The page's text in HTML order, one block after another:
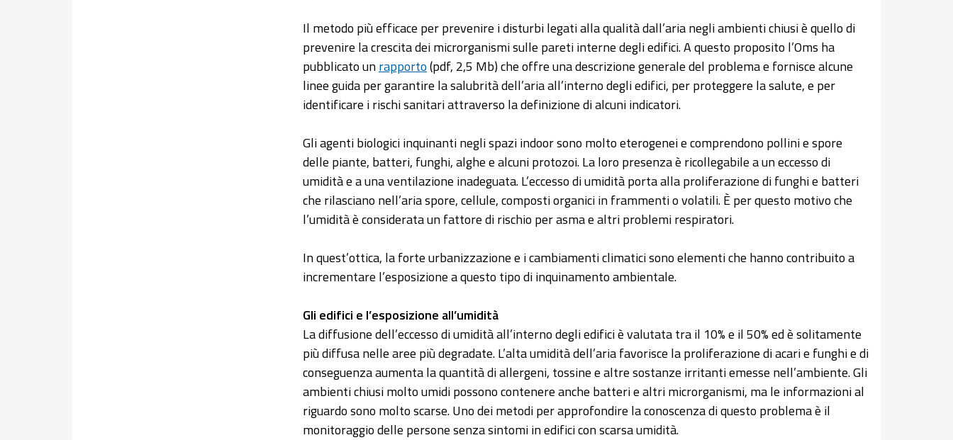
Il metodo più efficace per prevenire i disturbi legati alla qualità dall’aria negli ambienti chiusi è quello di
prevenire la crescita dei microrganismi sulle pareti interne degli edifici. A questo proposito l’Oms ha
pubblicato unrapporto(pdf, 2,5 Mb) che offre una descrizione generale del problema e fornisce alcune
linee guida per garantire la salubrità dell’aria all’interno degli edifici, per proteggere la salute, e per
identificare i rischi sanitari attraverso la definizione di alcuni indicatori.
Gli agenti biologici inquinanti negli spazi indoor sono molto eterogenei e comprendono pollini e spore
delle piante, batteri, funghi, alghe e alcuni protozoi. La loro presenza è ricollegabile a un eccesso di
umidità e a una ventilazione inadeguata. L’eccesso di umidità porta alla proliferazione di funghi e batteri
che rilasciano nell’aria spore, cellule, composti organici in frammenti o volatili. È per questo motivo che
l’umidità è considerata un fattore di rischio per asma e altri problemi respiratori.
In quest’ottica, la forte urbanizzazione e i cambiamenti climatici sono elementi che hanno contribuito a
incrementare l’esposizione a questo tipo di inquinamento ambientale.
Gli edifici e l’esposizione all’umidità
La diffusione dell’eccesso di umidità all’interno degli edifici è valutata tra il 10% e il 50% ed è solitamente
più diffusa nelle aree più degradate. L’alta umidità dell’aria favorisce la proliferazione di acari e funghi e di
conseguenza aumenta la quantità di allergeni, tossine e altre sostanze irritanti emesse nell’ambiente. Gli
ambienti chiusi molto umidi possono contenere anche batteri e altri microrganismi, ma le informazioni al
riguardo sono molto scarse. Uno dei metodi per approfondire la conoscenza di questo problema è il
monitoraggio delle persone senza sintomi in edifici con scarsa umidità.